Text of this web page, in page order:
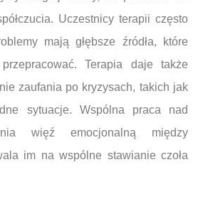
Uczestnicy terapii często
mają głębsze źródła, które
Terapia daje także
zaufania po kryzysach, takich jak
sytuacje. Wspólna praca nad
więź emocjonalną między
im na wspólne stawianie czoła